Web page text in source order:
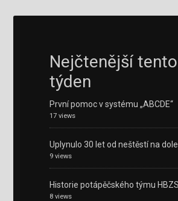
Nejčtenější tento
týden
První pomoc v systému „ABCDE“
17 views
Uplynulo 30 let od neštěstí na
9 views
Historie potápěčského týmu HBZS
8 views